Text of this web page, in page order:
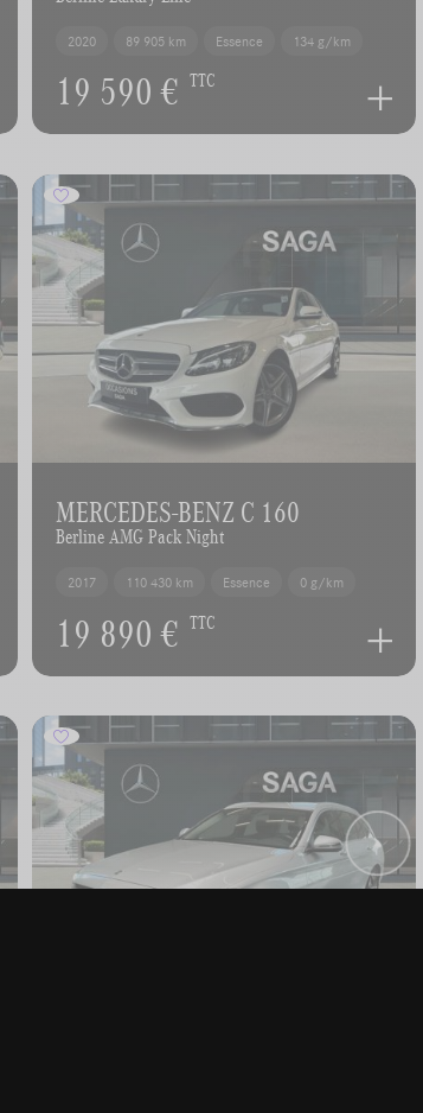
2020 89 905 km Essence 134 g/km
19 590 € TTC
MERCEDES-BENZ C 160
Berline AMG Pack Night
2017 110 430 km Essence 0 g/km
19 890 € TTC